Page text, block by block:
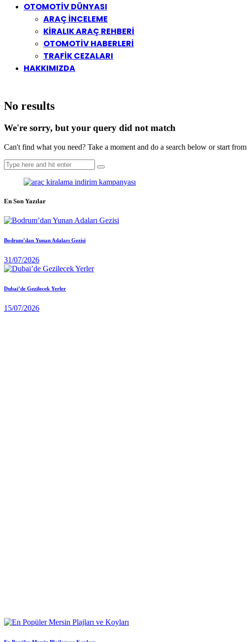
OTOMOTİV DÜNYASI
ARAÇ İNCELEME
KİRALIK ARAÇ REHBERİ
OTOMOTİV HABERLERİ
TRAFİK CEZALARI
HAKKIMIZDA
No results
We're sorry, but your query did not match
Can't find what you need? Take a moment and do a search below or start from
En Son Yazılar
Bodrum’dan Yunan Adaları Gezisi
31/07/2026
Dubai’de Gezilecek Yerler
15/07/2026